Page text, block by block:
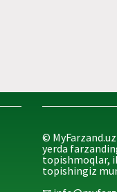
©
yerda
topishmoqlar,
topishingiz